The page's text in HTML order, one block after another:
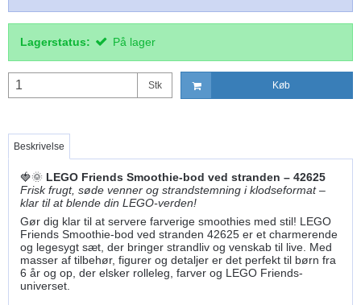
Lagerstatus: På lager
Stk Køb
Beskrivelse
🍓🌞 LEGO Friends Smoothie-bod ved stranden – 42625
Frisk frugt, søde venner og strandstemning i klodseformat –
klar til at blende din LEGO-verden!
Gør dig klar til at servere farverige smoothies med stil! LEGO
Friends Smoothie-bod ved stranden 42625 er et charmerende
og legesygt sæt, der bringer strandliv og venskab til live. Med
masser af tilbehør, figurer og detaljer er det perfekt til børn fra
6 år og op, der elsker rolleleg, farver og LEGO Friends-
universet.